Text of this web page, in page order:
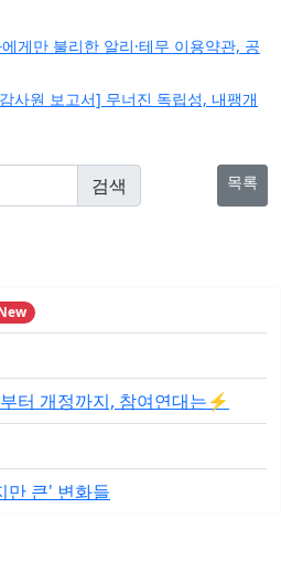
게만 불리한 알리·테무 이용약관, 공
사원 보고서] 무너진 독립성, 내팽개
목록
터 개정까지, 참여연대는⚡️
만 큰' 변화들